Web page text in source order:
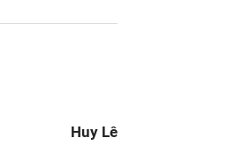
Huy Lê